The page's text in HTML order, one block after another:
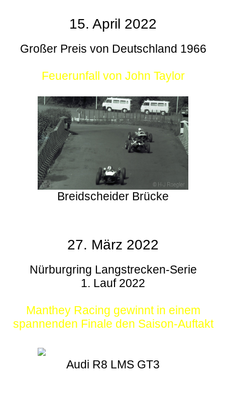
15. April 2022
Großer Preis von Deutschland 1966
Feuerunfall von John Taylor
Breidscheider Brücke
27. März 2022
Nürburgring Langstrecken-Serie
1. Lauf 2022
Manthey Racing gewinnt in einem
spannenden Finale den Saison-Auftakt
Audi R8 LMS GT3